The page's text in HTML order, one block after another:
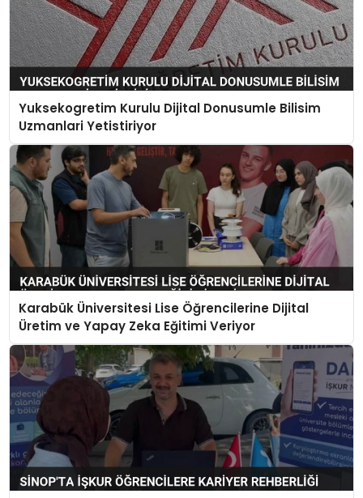
Yuksekogretim Kurulu Dijital Donusumle Bilisim
Uzmanlari Yetistiriyor
Karabük Üniversitesi Lise Öğrencilerine Dijital
Üretim ve Yapay Zeka Eğitimi Veriyor